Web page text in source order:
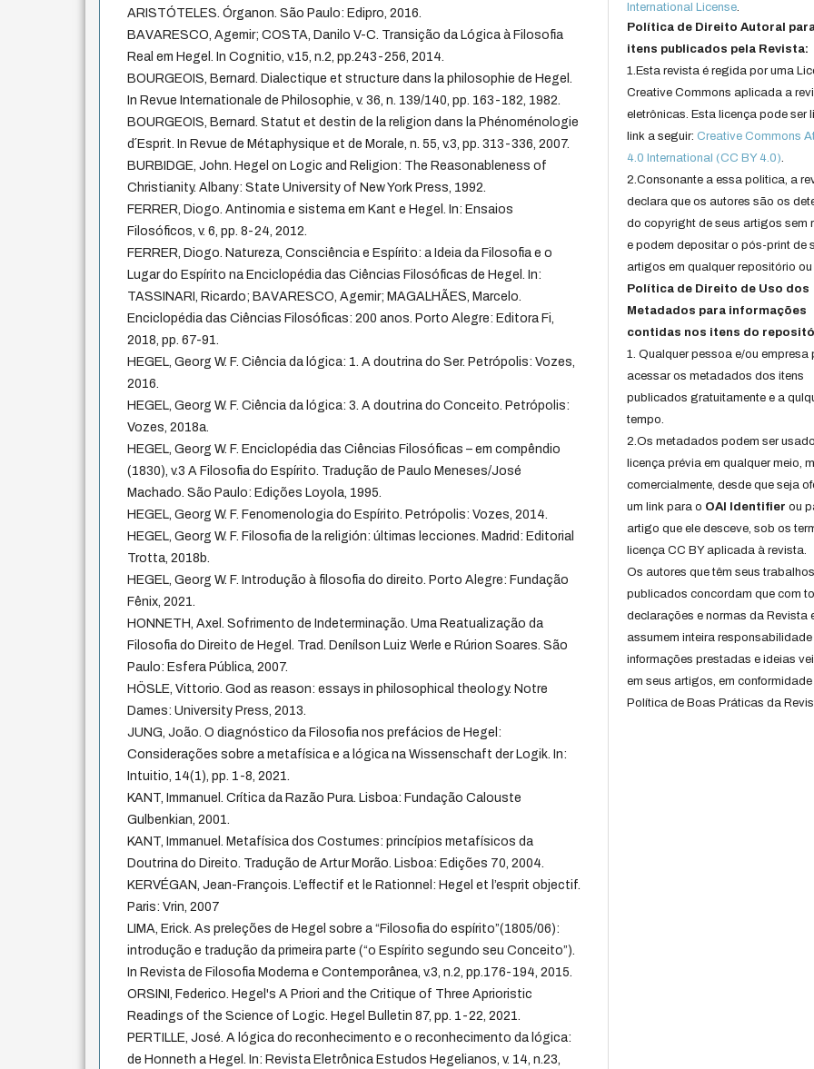
ARISTÓTELES. Órganon. São Paulo: Edipro, 2016.
BAVARESCO, Agemir; COSTA, Danilo V-C. Transição da Lógica à Filosofia
Real em Hegel. In Cognitio, v.15, n.2, pp.243-256, 2014.
BOURGEOIS, Bernard. Dialectique et structure dans la philosophie de Hegel.
In Revue Internationale de Philosophie, v. 36, n. 139/140, pp. 163-182, 1982.
BOURGEOIS, Bernard. Statut et destin de la religion dans la Phénoménologie
d´Esprit. In Revue de Métaphysique et de Morale, n. 55, v.3, pp. 313-336, 2007.
BURBIDGE, John. Hegel on Logic and Religion: The Reasonableness of
Christianity. Albany: State University of New York Press, 1992.
FERRER, Diogo. Antinomia e sistema em Kant e Hegel. In: Ensaios
Filosóficos, v. 6, pp. 8-24, 2012.
FERRER, Diogo. Natureza, Consciência e Espírito: a Ideia da Filosofia e o
Lugar do Espírito na Enciclopédia das Ciências Filosóficas de Hegel. In:
TASSINARI, Ricardo; BAVARESCO, Agemir; MAGALHÃES, Marcelo.
Enciclopédia das Ciências Filosóficas: 200 anos. Porto Alegre: Editora Fi,
2018, pp. 67-91.
HEGEL, Georg W. F. Ciência da lógica: 1. A doutrina do Ser. Petrópolis: Vozes,
2016.
HEGEL, Georg W. F. Ciência da lógica: 3. A doutrina do Conceito. Petrópolis:
Vozes, 2018a.
HEGEL, Georg W. F. Enciclopédia das Ciências Filosóficas – em compêndio
(1830), v.3 A Filosofia do Espírito. Tradução de Paulo Meneses/José
Machado. São Paulo: Edições Loyola, 1995.
HEGEL, Georg W. F. Fenomenologia do Espírito. Petrópolis: Vozes, 2014.
HEGEL, Georg W. F. Filosofia de la religión: últimas lecciones. Madrid: Editorial
Trotta, 2018b.
HEGEL, Georg W. F. Introdução à filosofia do direito. Porto Alegre: Fundação
Fênix, 2021.
HONNETH, Axel. Sofrimento de Indeterminação. Uma Reatualização da
Filosofia do Direito de Hegel. Trad. Denílson Luiz Werle e Rúrion Soares. São
Paulo: Esfera Pública, 2007.
HÖSLE, Vittorio. God as reason: essays in philosophical theology. Notre
Dames: University Press, 2013.
JUNG, João. O diagnóstico da Filosofia nos prefácios de Hegel:
Considerações sobre a metafísica e a lógica na Wissenschaft der Logik. In:
Intuitio, 14(1), pp. 1-8, 2021.
KANT, Immanuel. Crítica da Razão Pura. Lisboa: Fundação Calouste
Gulbenkian, 2001.
KANT, Immanuel. Metafísica dos Costumes: princípios metafísicos da
Doutrina do Direito. Tradução de Artur Morão. Lisboa: Edições 70, 2004.
KERVÉGAN, Jean-François. L’effectif et le Rationnel: Hegel et l’esprit objectif.
Paris: Vrin, 2007
LIMA, Erick. As preleções de Hegel sobre a “Filosofia do espírito”(1805/06):
introdução e tradução da primeira parte (“o Espírito segundo seu Conceito”).
In Revista de Filosofia Moderna e Contemporânea, v.3, n.2, pp.176-194, 2015.
ORSINI, Federico. Hegel's A Priori and the Critique of Three Aprioristic
Readings of the Science of Logic. Hegel Bulletin 87, pp. 1-22, 2021.
PERTILLE, José. A lógica do reconhecimento e o reconhecimento da lógica:
de Honneth a Hegel. In: Revista Eletrônica Estudos Hegelianos, v. 14, n.23,
International License.
Política de Direito Autoral
itens publicados pela Revista:
1.Esta revista é regida por uma
Creative Commons aplicada a
eletrônicas. Esta licença pode ser
link a seguir:Creative Commons
4.0 International (CC BY 4.0).
2.Consonante a essa politica, a
declara que os autores são os
do copyright de seus artigos sem
e podem depositar o pós-print de
artigos em qualquer repositório ou
Política de Direito de Uso dos
Metadados para informações
contidas nos itens do
1. Qualquer pessoa e/ou empresa
acessar os metadados dos itens
publicados gratuitamente e a
tempo.
2.Os metadados podem ser
licença prévia em qualquer meio,
comercialmente, desde que seja
um link para o OAI Identifier ou
artigo que ele desceve, sob os
licença CC BY aplicada à revista.
Os autores que têm seus trabalhos
publicados concordam que com
declarações e normas da Revista
assumem inteira responsabilidade
informações prestadas e ideias
em seus artigos, em
Política de Boas Práticas da